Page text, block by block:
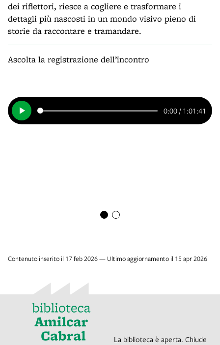
dei riflettori, riesce a cogliere e trasformare i
dettagli più nascosti in un mondo visivo pieno di
storie da raccontare e tramandare.
Ascolta la registrazione dell’incontro
0:00 / 1:01:41
Contenuto inserito il 17 feb 2026 — Ultimo aggiornamento il 15 apr 2026
La biblioteca è aperta. Chiude